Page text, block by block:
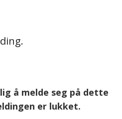
å melde seg på dette
er lukket.